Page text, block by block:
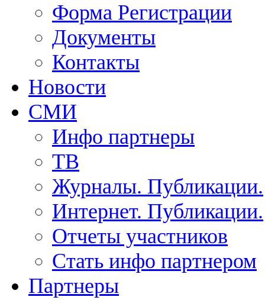
Форма Регистрации
Документы
Контакты
Новости
СМИ
Инфо партнеры
ТВ
Журналы. Публикации.
Интернет. Публикации.
Отчеты участников
Стать инфо партнером
Партнеры